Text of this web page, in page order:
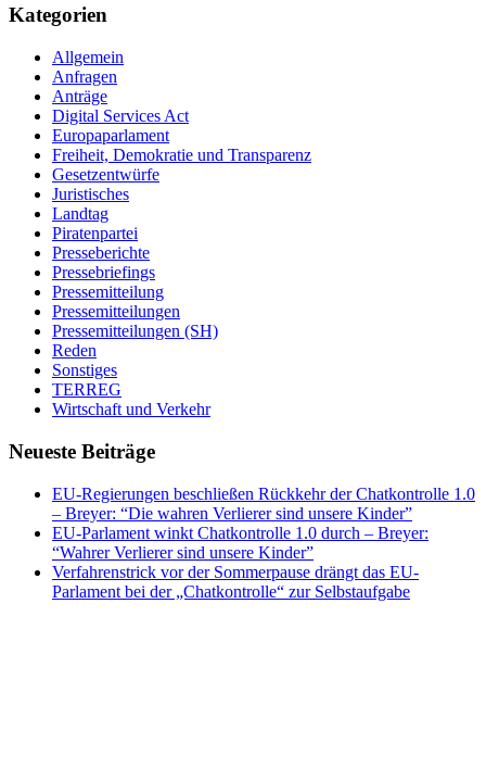
Kategorien
Allgemein
Anfragen
Anträge
Digital Services Act
Europaparlament
Freiheit, Demokratie und Transparenz
Gesetzentwürfe
Juristisches
Landtag
Piratenpartei
Presseberichte
Pressebriefings
Pressemitteilung
Pressemitteilungen
Pressemitteilungen (SH)
Reden
Sonstiges
TERREG
Wirtschaft und Verkehr
Neueste Beiträge
EU-Regierungen beschließen Rückkehr der Chatkontrolle 1.0
– Breyer: “Die wahren Verlierer sind unsere Kinder”
EU-Parlament winkt Chatkontrolle 1.0 durch – Breyer:
“Wahrer Verlierer sind unsere Kinder”
Verfahrenstrick vor der Sommerpause drängt das EU-
Parlament bei der „Chatkontrolle“ zur Selbstaufgabe